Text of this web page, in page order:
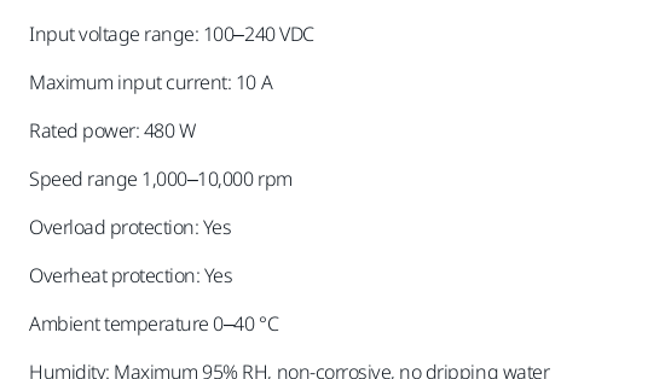
Input voltage range: 100–240 VDC
Maximum input current: 10 A
Rated power: 480 W
Speed range 1,000–10,000 rpm
Overload protection: Yes
Overheat protection: Yes
Ambient temperature 0–40 °C
Humidity: Maximum 95% RH, non-corrosive, no dripping water